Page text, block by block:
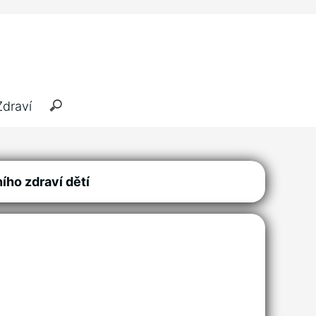
zdraví dětí